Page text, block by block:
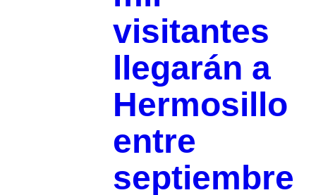
visitantes
llegarán a
Hermosillo
entre
septiembre